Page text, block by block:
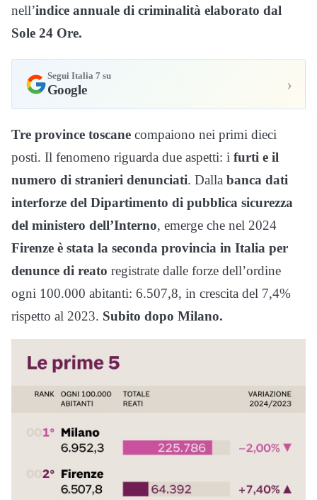
nell’indice annuale di criminalità elaborato dal
Sole 24 Ore.
Segui Italia 7 su
Google ›
Tre province toscane compaiono nei primi dieci
posti. Il fenomeno riguarda due aspetti: i furti e il
numero di stranieri denunciati. Dalla banca dati
interforze del Dipartimento di pubblica sicurezza
del ministero dell’Interno, emerge che nel 2024
Firenze è stata la seconda provincia in Italia per
denunce di reato registrate dalle forze dell’ordine
ogni 100.000 abitanti: 6.507,8, in crescita del 7,4%
rispetto al 2023. Subito dopo Milano.